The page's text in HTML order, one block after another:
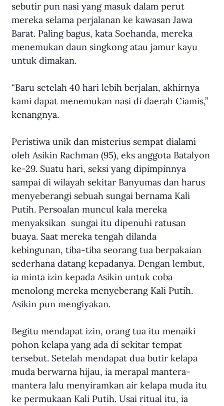
sebutir pun nasi yang masuk dalam perut
mereka selama perjalanan ke kawasan Jawa
Barat. Paling bagus, kata Soehanda, mereka
menemukan daun singkong atau jamur kayu
untuk dimakan.
“Baru setelah 40 hari lebih berjalan, akhirnya
kami dapat menemukan nasi di daerah Ciamis,”
kenangnya.
Peristiwa unik dan misterius sempat dialami
oleh Asikin Rachman (95), eks anggota Batalyon
ke-29. Suatu hari, seksi yang dipimpinnya
sampai di wilayah sekitar Banyumas dan harus
menyeberangi sebuah sungai bernama Kali
Putih. Persoalan muncul kala mereka
menyaksikan  sungai itu dipenuhi ratusan
buaya. Saat mereka tengah dilanda
kebingunan, tiba-tiba seorang tua berpakaian
sederhana datang kepadanya. Dengan lembut,
ia minta izin kepada Asikin untuk coba
menolong mereka menyeberang Kali Putih.
Asikin pun mengiyakan.
Begitu mendapat izin, orang tua itu menaiki
pohon kelapa yang ada di sekitar tempat
tersebut. Setelah mendapat dua butir kelapa
muda berwarna hijau, ia merapal mantera-
mantera lalu menyiramkan air kelapa muda itu
ke permukaan Kali Putih. Usai ritual itu, ia